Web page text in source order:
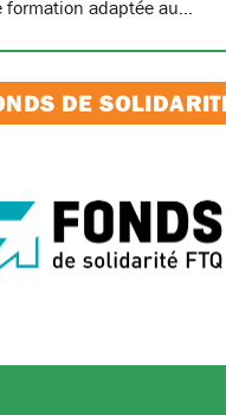
formation adaptée au…
DE